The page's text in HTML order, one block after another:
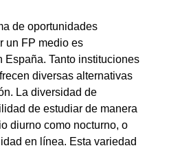
de oportunidades
un FP medio es
España. Tanto instituciones
diversas alternativas
La diversidad de
de estudiar de manera
diurno como nocturno, o
en línea. Esta variedad